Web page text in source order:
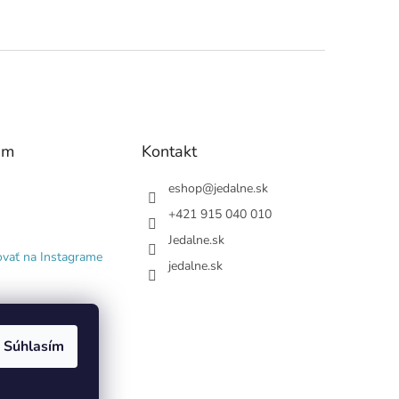
Súhlasím
na Instagrame
Kontakt
eshop@jedalne.sk
+421 915 040 010
Jedalne.sk
jedalne.sk